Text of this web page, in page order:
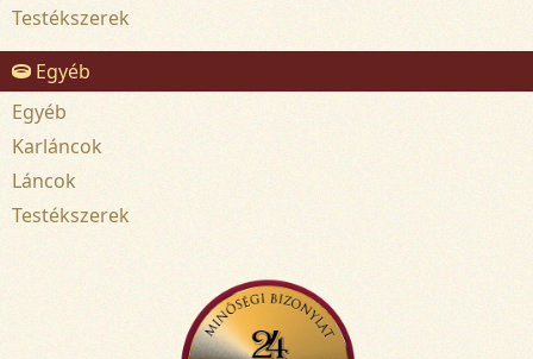
Testékszerek
Egyéb
Egyéb
Karláncok
Láncok
Testékszerek